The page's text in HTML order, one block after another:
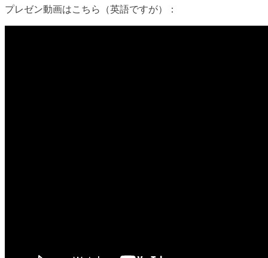
プレゼン動画はこちら（英語ですが）：